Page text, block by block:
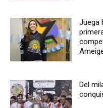
Juega
Del